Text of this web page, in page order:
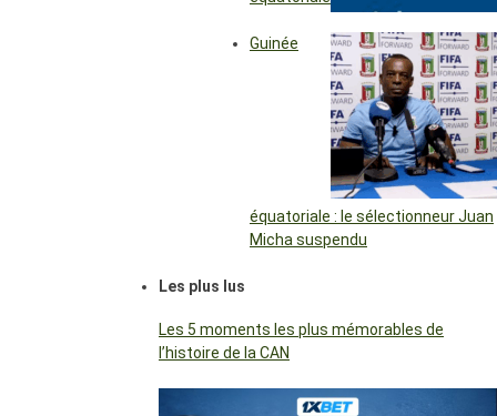
Guinée
équatoriale : le sélectionneur Juan
Micha suspendu
Les plus lus
Les 5 moments les plus mémorables de
l’histoire de la CAN